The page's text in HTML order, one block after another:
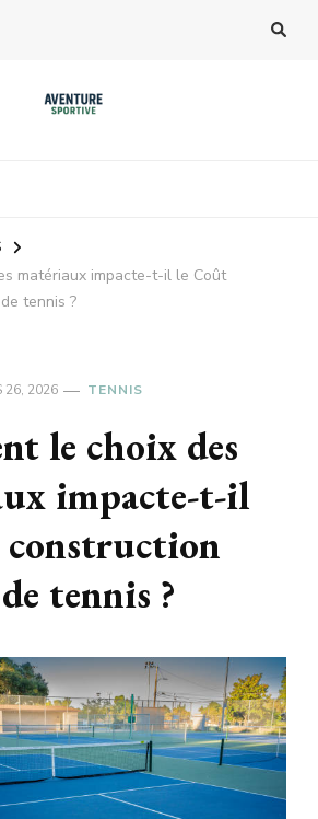
matériaux impacte-t-il le Coût
tennis ?
26, 2026 TENNIS
le choix des
impacte-t-il
tennis ?